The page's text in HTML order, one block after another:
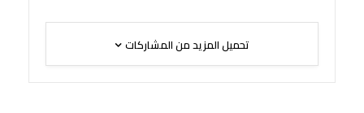
تحميل المزيد من المشاركات